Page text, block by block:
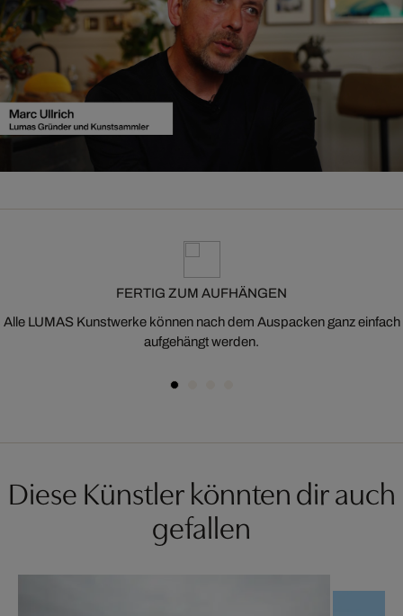
FERTIG ZUM AUFHÄNGEN
Alle LUMAS Kunstwerke können nach dem Auspacken ganz einfach
aufgehängt werden.
Diese Künstler könnten dir auch
gefallen